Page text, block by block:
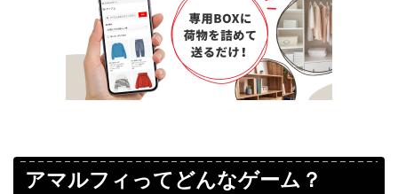
アマルフィってどんなゲーム？